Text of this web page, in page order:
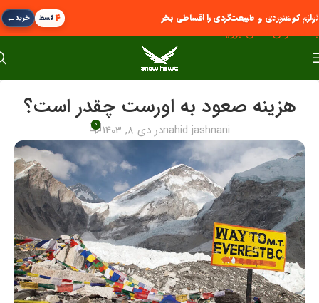
پرش به پیمایش
به محتوای اصلی بروید
لوازم کوهنوردی و طبیعت‌گردی را اقساطی بخر ۴قسط خرید←
هزینه صعود به اورست چقدر است؟
nahid jashnaniدر دی 8, 1403 0